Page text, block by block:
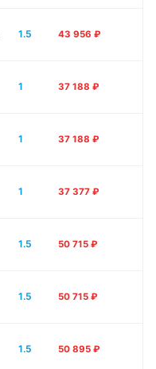
1.5 43 956 ₽
1 37 188 ₽
1 37 188 ₽
1 37 377 ₽
1.5 50 715 ₽
1.5 50 715 ₽
1.5 50 895 ₽